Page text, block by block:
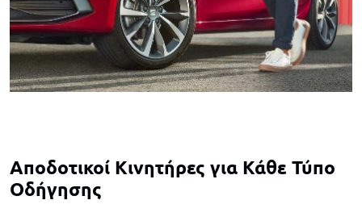
Αποδοτικοί Κινητήρες για Κάθε Τύπο
Οδήγησης